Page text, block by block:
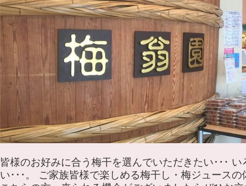
皆様のお好みに合う梅干を選んでいただきたい･･･
い･･･。 ご家族皆様で楽しめる梅干し・梅ジュース